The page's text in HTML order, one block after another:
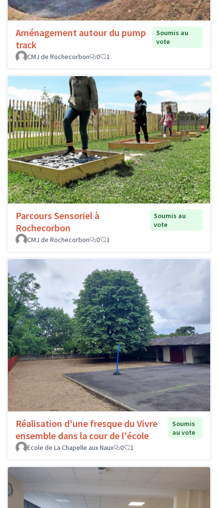
Aménagement autour du pump
track
Soumis au
vote
CMJ de Rochecorbon
0 1
Parcours Sensoriel à
Rochecorbon
Soumis au
vote
CMJ de Rochecorbon
0 1
Réalisation d'une fresque du Vivre
ensemble dans la cour de l'école
Soumis
au vote
Ecole de La Chapelle aux Naux
0 1